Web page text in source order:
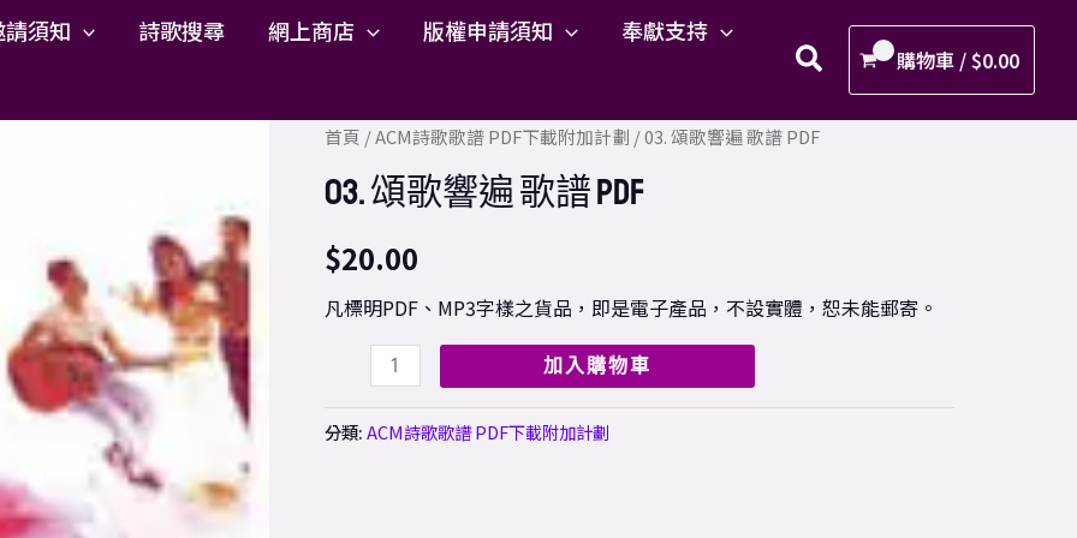
須知 詩歌搜尋 網上商店 版權申請須知 奉獻支持
購物車 /$0.00
首頁 /ACM詩歌歌譜 PDF下載附加計劃 / 03. 頌歌響遍 歌譜 PDF
03. 頌歌響遍 歌譜 PDF
$20.00
凡標明PDF、MP3字樣之貨品，即是電子產品，不設實體，恕未能郵寄。
03.
歌
響
遍
歌
數
量
加入購物車
分類:ACM詩歌歌譜 PDF下載附加計劃
響
譜